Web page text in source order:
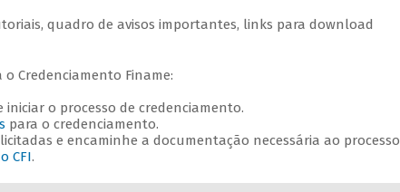
quadro de avisos importantes, links para download
Credenciamento Finame:
iniciar o processo de credenciamento.
para o credenciamento.
e encaminhe a documentação necessária ao processo
CFI.